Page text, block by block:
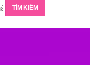
TÌM KIẾM